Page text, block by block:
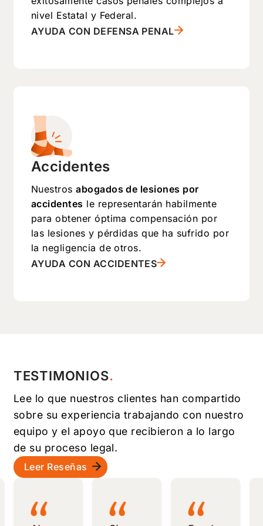
nivel Estatal y Federal.
AYUDA CON DEFENSA PENAL
Accidentes
Nuestrosabogados de lesiones por
accidentes le representarán habilmente
para obtener óptima compensación por
las lesiones y pérdidas que ha sufrido por
la negligencia de otros.
AYUDA CON ACCIDENTES
TESTIMONIOS
Lee lo que nuestros clientes han compartido
sobre su experiencia trabajando con nuestro
equipo y el apoyo que recibieron a lo largo
de su proceso legal.
Leer Reseñas